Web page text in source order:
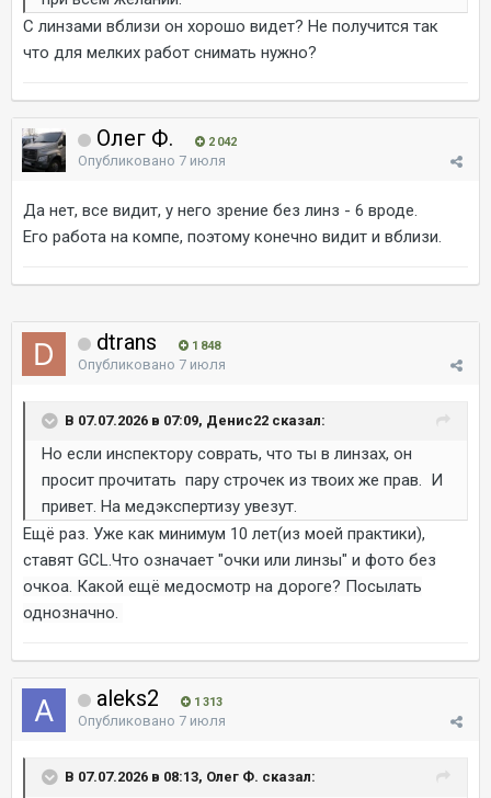
С линзами вблизи он хорошо видет? Не получится так
что для мелких работ снимать нужно?
Олег Ф. 2 042
Опубликовано 7 июля
Да нет, все видит, у него зрение без линз - 6 вроде.
Его работа на компе, поэтому конечно видит и вблизи.
dtrans 1 848
Опубликовано 7 июля
В 07.07.2026 в 07:09, Денис22 сказал:
Но если инспектору соврать, что ты в линзах, он
просит прочитать пару строчек из твоих же прав. И
привет. На медэкспертизу увезут.
Ещё раз. Уже как минимум 10 лет(из моей практики),
ставят GCL.Что означает "очки или линзы" и фото без
очкоа. Какой ещё медосмотр на дороге? Посылать
однозначно.
aleks2 1 313
Опубликовано 7 июля
В 07.07.2026 в 08:13, Олег Ф. сказал: